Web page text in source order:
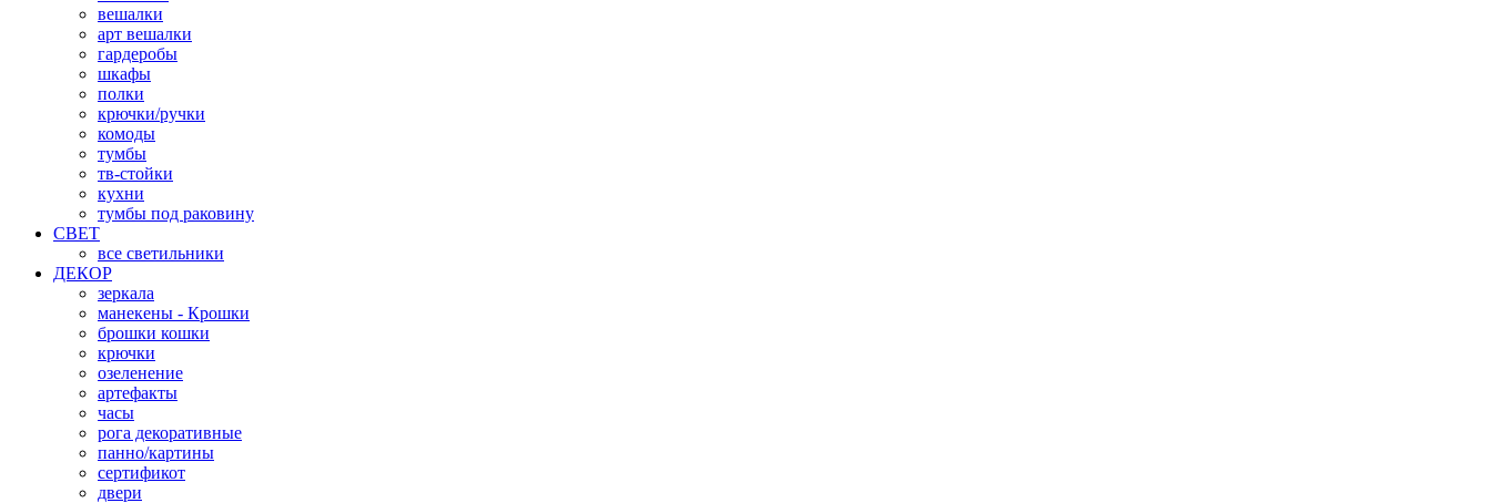
вешалки
арт вешалки
гардеробы
шкафы
полки
крючки/ручки
комоды
тумбы
тв-стойки
кухни
тумбы под раковину
СВЕТ
все светильники
ДЕКОР
зеркала
манекены - Крошки
брошки кошки
крючки
озеленение
артефакты
часы
рога декоративные
панно/картины
сертификот
двери